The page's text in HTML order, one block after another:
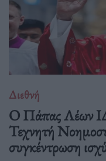
Διεθνή
Ο Πάπας Λέων
Τεχνητή
συγκέντρωση